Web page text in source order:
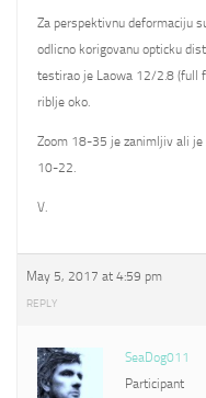
Za perspektivnu deformaciju
odlicno korigovanu opticku
testirao je Laowa 12/2.8 (full
riblje oko.
Zoom 18-35 je zanimljiv ali je
10-22.
V.
May 5, 2017 at 4:59 pm
REPLY
SeaDog011
Participant